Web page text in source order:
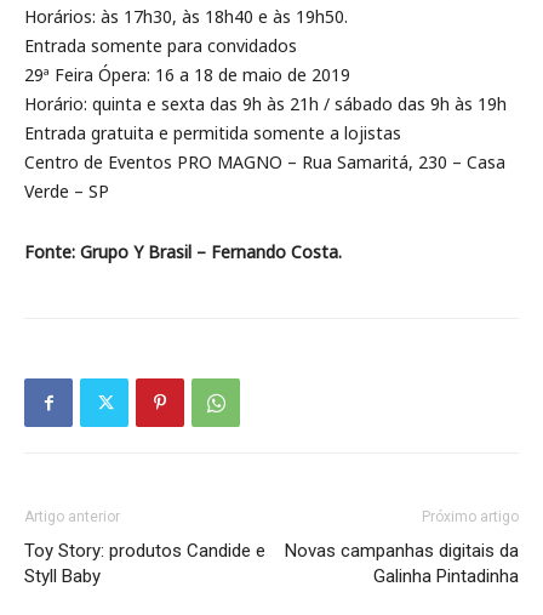
Horários: às 17h30, às 18h40 e às 19h50.
Entrada somente para convidados
29ª Feira Ópera: 16 a 18 de maio de 2019
Horário: quinta e sexta das 9h às 21h / sábado das 9h às 19h
Entrada gratuita e permitida somente a lojistas
Centro de Eventos PRO MAGNO – Rua Samaritá, 230 – Casa
Verde – SP
Fonte: Grupo Y Brasil – Fernando Costa.
Artigo anterior
Toy Story: produtos Candide e
Styll Baby
Próximo artigo
Novas campanhas digitais da
Galinha Pintadinha